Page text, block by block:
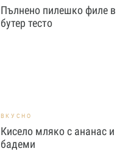
Пълнено пилешко филе в
бутер тесто
ВКУСНО
Кисело мляко с ананас и
бадеми